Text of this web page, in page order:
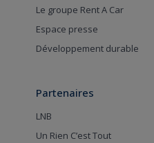
Le groupe Rent A Car
Espace presse
Développement durable
Partenaires
LNB
Un Rien C’est Tout